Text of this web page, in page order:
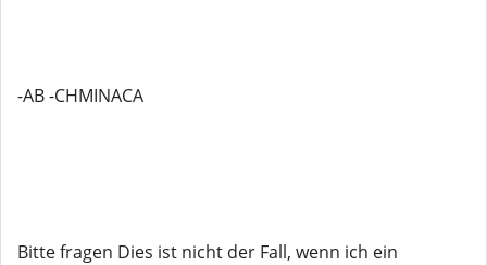
-AB -CHMINACA
Bitte fragen Dies ist nicht der Fall, wenn ich ein